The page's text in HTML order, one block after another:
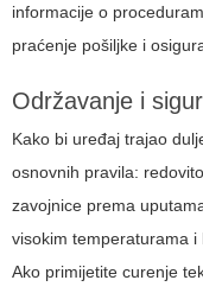
informacije o
praćenje pošiljke i
Održavanje i
Kako bi uređaj trajao
osnovnih pravila:
zavojnice prema
visokim temperaturama i
Ako primijetite curenje